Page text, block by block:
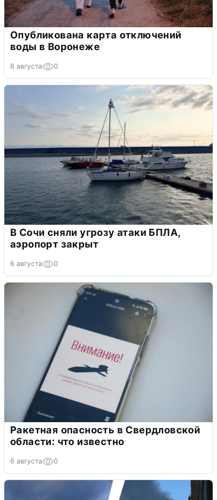
Опубликована карта отключений
воды в Воронеже
6 августа 0
В Сочи сняли угрозу атаки БПЛА,
аэропорт закрыт
6 августа 0
Ракетная опасность в Свердловской
области: что известно
6 августа 0